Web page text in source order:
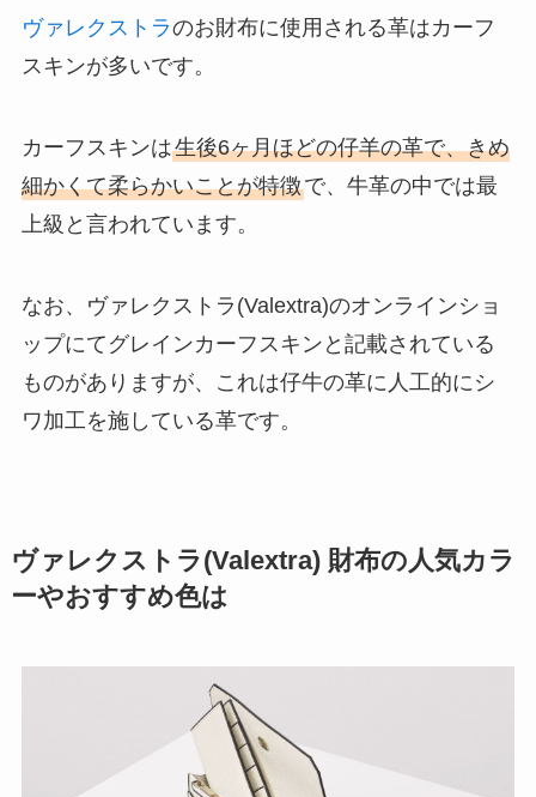
ヴァレクストラのお財布に使用される革はカーフ
スキンが多いです。
カーフスキンは生後6ヶ月ほどの仔羊の革で、きめ
細かくて柔らかいことが特徴で、牛革の中では最
上級と言われています。
なお、ヴァレクストラ(Valextra)のオンラインショ
ップにてグレインカーフスキンと記載されている
ものがありますが、これは仔牛の革に人工的にシ
ワ加工を施している革です。
ヴァレクストラ(Valextra) 財布の人気カラ
ーやおすすめ色は